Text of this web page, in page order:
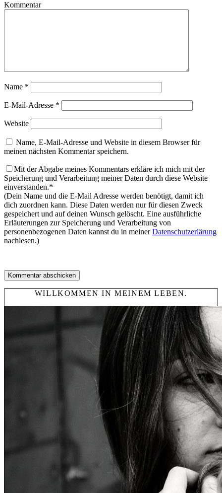
Kommentar
Name *
E-Mail-Adresse *
Website
Name, E-Mail-Adresse und Website in diesem Browser für
meinen nächsten Kommentar speichern.
Mit der Abgabe meines Kommentars erkläre ich mich mit der
Speicherung und Verarbeitung meiner Daten durch diese Website
einverstanden.*
(Dein Name und die E-Mail Adresse werden benötigt, damit ich
dich zuordnen kann. Diese Daten werden nur für diesen Zweck
gespeichert und auf deinen Wunsch gelöscht. Eine ausführliche
Erläuterungen zur Speicherung und Verarbeitung von
personenbezogenen Daten kannst du in meinerDatenschutzerlärung
nachlesen.)
WILLKOMMEN IN MEINEM LEBEN.